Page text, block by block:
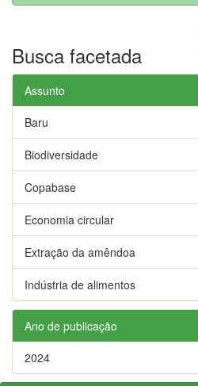
Busca facetada
Assunto
Baru
Biodiversidade
Copabase
Economia circular
Extração da amêndoa
Indústria de alimentos
Ano de publicação
2024